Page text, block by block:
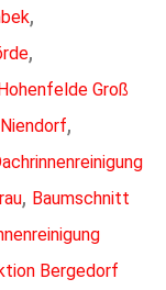
,
,
Groß
,
, Baumschnitt
Bergedorf